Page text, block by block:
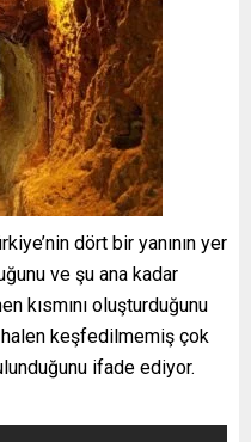
dört bir yanının yer
ve şu ana kadar
kısmını oluşturduğunu
keşfedilmemiş çok
ifade ediyor.